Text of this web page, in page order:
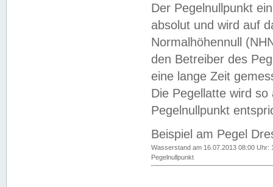
Der Pegelnullpunkt
absolut und wird auf
Normalhöhennull
den Betreiber des
eine lange Zeit
Die Pegellatte wird
Pegelnullpunkt
Beispiel am Pegel
Wasserstand am 16.07.2013 08:00 Uhr:
Pegelnullpunkt